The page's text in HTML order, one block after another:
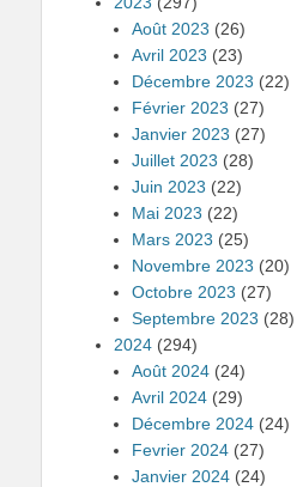
Août 2023 (26)
Avril 2023 (23)
Décembre 2023 (22)
Février 2023 (27)
Janvier 2023 (27)
Juillet 2023 (28)
Juin 2023 (22)
Mai 2023 (22)
Mars 2023 (25)
Novembre 2023 (20)
Octobre 2023 (27)
Septembre 2023 (28)
2024 (294)
Août 2024 (24)
Avril 2024 (29)
Décembre 2024 (24)
Fevrier 2024 (27)
Janvier 2024 (24)